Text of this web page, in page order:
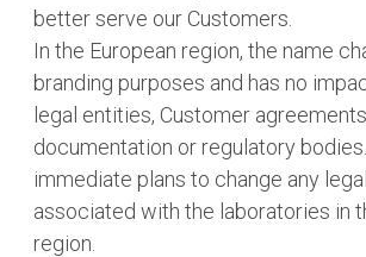
better serve our Customers.
In the European region, the name
branding purposes and has no
legal entities, Customer
documentation or regulatory
immediate plans to change any
associated with the laboratories in
region.